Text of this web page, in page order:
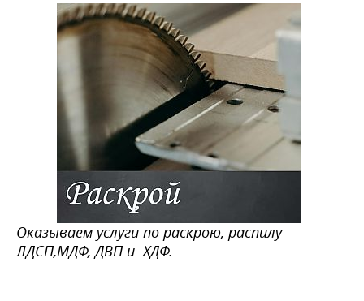
Оказываем услуги по раскрою, распилу
ЛДСП,МДФ, ДВП и ХДФ.